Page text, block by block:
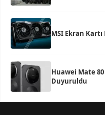
MSI Ekran
Huawei Mate 80
Duyuruldu